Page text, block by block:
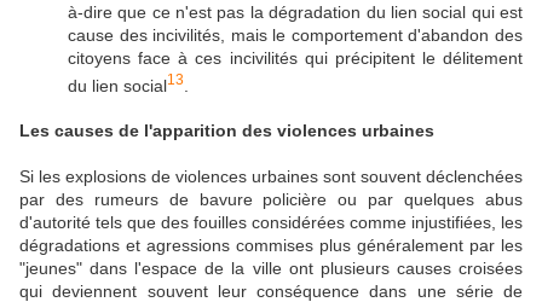
à-dire que ce n'est pas la dégradation du lien social qui est
cause des incivilités, mais le comportement d'abandon des
citoyens face à ces incivilités qui précipitent le délitement
du lien social13
Les causes de l'apparition des violences urbaines
Si les explosions de violences urbaines sont souvent déclenchées
par des rumeurs de bavure policière ou par quelques abus
d'autorité tels que des fouilles considérées comme injustifiées, les
dégradations et agressions commises plus généralement par les
"jeunes" dans l'espace de la ville ont plusieurs causes croisées
qui deviennent souvent leur conséquence dans une série de